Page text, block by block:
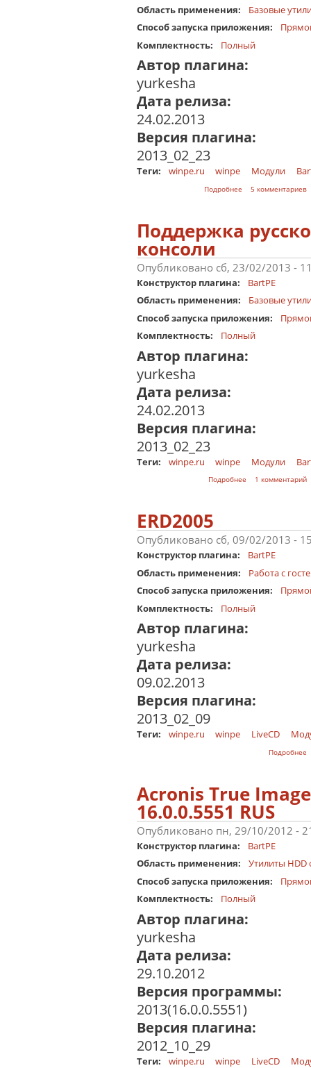
Область применения:
Базовые
Способ запуска приложения:
Комплектность:
Полный
Автор плагина:
yurkesha
Дата релиза:
24.02.2013
Версия плагина:
2013_02_23
Теги: winpe.ru winpe Модули
Подробнее о Постобработка в
5 комментариев
Поддержка
консоли
Опубликовано сб, 23/02/2013 -
Конструктор плагина:
BartPE
Область применения:
Базовые
Способ запуска приложения:
Комплектность:
Полный
Автор плагина:
yurkesha
Дата релиза:
24.02.2013
Версия плагина:
2013_02_23
Теги: winpe.ru winpe Модули
Подробнее о Поддержка
1 комментарий
ERD2005
Опубликовано сб, 09/02/2013 -
Конструктор плагина:
BartPE
Область применения:
Работа с
Способ запуска приложения:
Комплектность:
Полный
Автор плагина:
yurkesha
Дата релиза:
09.02.2013
Версия плагина:
2013_02_09
Теги: winpe.ru winpe LiveCD
Подробнее
Acronis True Image
16.0.0.5551 RUS
Опубликовано пн, 29/10/2012 -
Конструктор плагина:
BartPE
Область применения:
Утилиты
Способ запуска приложения:
Комплектность:
Полный
Автор плагина:
yurkesha
Дата релиза:
29.10.2012
Версия программы:
2013(16.0.0.5551)
Версия плагина:
2012_10_29
Теги: winpe.ru winpe LiveCD